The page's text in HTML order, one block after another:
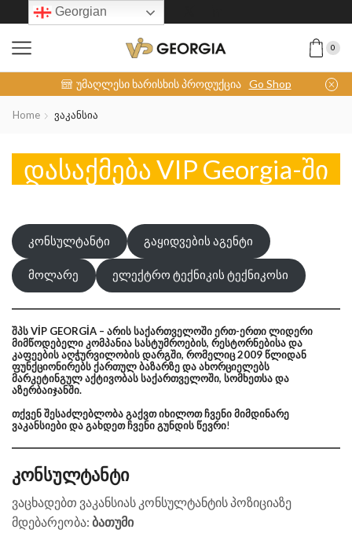
0
უმაღლესი ხარისხის პროდუქცია Go Shop
Home Ვაკანსია
დასაქმება VIP Georgia-ში
კონსულტანტი გაყიდვების აგენტი
მოლარე ელექტრო ტექნიკის ტექნიკოსი
შპს VİP GEORGİA – არის საქართველოში ერთ-ერთი ლიდერი
მიმწოდებელი კომპანია სასტუმროების, რესტორნებისა და
კაფეების აღჭურვილობის დარგში, რომელიც 2009 წლიდან
ფუნქციონირებს ქართულ ბაზარზე და ახორციელებს
მარკეტინგულ აქტივობას საქართველოში, სომხეთსა და
აზერბაიჯანში.
თქვენ შესაძლებლობა გაქვთ იხილოთ ჩვენი მიმდინარე
ვაკანსიები და გახდეთ ჩვენი გუნდის წევრი!
კონსულტანტი
ვაცხადებთ ვაკანსიას კონსულტანტის პოზიციაზე
მდებარეობა: ბათუმი
Georgian